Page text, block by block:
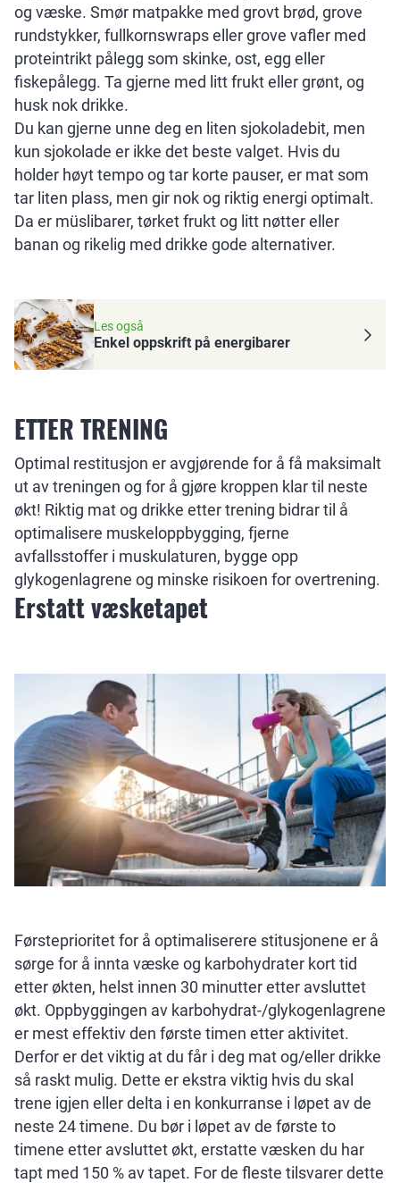
og væske. Smør matpakke med grovt brød, grove
rundstykker, fullkornswraps eller grove vafler med
proteintrikt pålegg som skinke, ost, egg eller
fiskepålegg. Ta gjerne med litt frukt eller grønt, og
husk nok drikke.
Du kan gjerne unne deg en liten sjokoladebit, men
kun sjokolade er ikke det beste valget. Hvis du
holder høyt tempo og tar korte pauser, er mat som
tar liten plass, men gir nok og riktig energi optimalt.
Da er müslibarer, tørket frukt og litt nøtter eller
banan og rikelig med drikke gode alternativer.
Les også
Enkel oppskrift på energibarer
ETTER TRENING
Optimal restitusjon er avgjørende for å få maksimalt
ut av treningen og for å gjøre kroppen klar til neste
økt! Riktig mat og drikke etter trening bidrar til å
optimalisere muskeloppbygging, fjerne
avfallsstoffer i muskulaturen, bygge opp
glykogenlagrene og minske risikoen for overtrening.
Erstatt væsketapet
Førsteprioritet for å optimaliserere stitusjonene er å
sørge for å innta væske og karbohydrater kort tid
etter økten, helst innen 30 minutter etter avsluttet
økt. Oppbyggingen av karbohydrat-/glykogenlagrene
er mest effektiv den første timen etter aktivitet.
Derfor er det viktig at du får i deg mat og/eller drikke
så raskt mulig. Dette er ekstra viktig hvis du skal
trene igjen eller delta i en konkurranse i løpet av de
neste 24 timene. Du bør i løpet av de første to
timene etter avsluttet økt, erstatte væsken du har
tapt med 150 % av tapet. For de fleste tilsvarer dette